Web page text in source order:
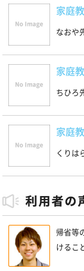
家庭
なおや
家庭
ちひろ
家庭
くりは
帰省等
けるこ